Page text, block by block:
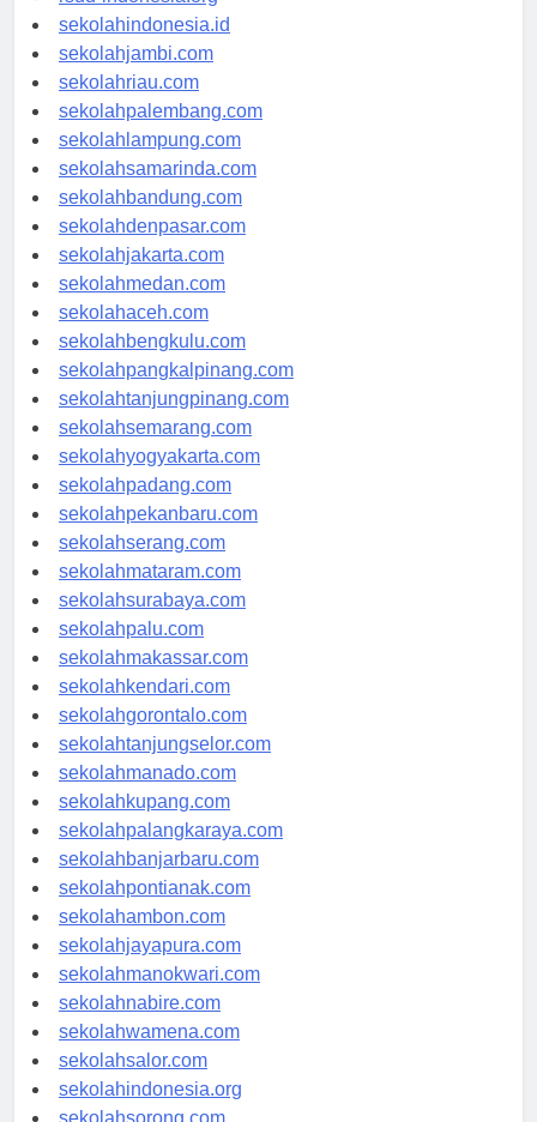
rsud-indonesia.org
sekolahindonesia.id
sekolahjambi.com
sekolahriau.com
sekolahpalembang.com
sekolahlampung.com
sekolahsamarinda.com
sekolahbandung.com
sekolahdenpasar.com
sekolahjakarta.com
sekolahmedan.com
sekolahaceh.com
sekolahbengkulu.com
sekolahpangkalpinang.com
sekolahtanjungpinang.com
sekolahsemarang.com
sekolahyogyakarta.com
sekolahpadang.com
sekolahpekanbaru.com
sekolahserang.com
sekolahmataram.com
sekolahsurabaya.com
sekolahpalu.com
sekolahmakassar.com
sekolahkendari.com
sekolahgorontalo.com
sekolahtanjungselor.com
sekolahmanado.com
sekolahkupang.com
sekolahpalangkaraya.com
sekolahbanjarbaru.com
sekolahpontianak.com
sekolahambon.com
sekolahjayapura.com
sekolahmanokwari.com
sekolahnabire.com
sekolahwamena.com
sekolahsalor.com
sekolahindonesia.org